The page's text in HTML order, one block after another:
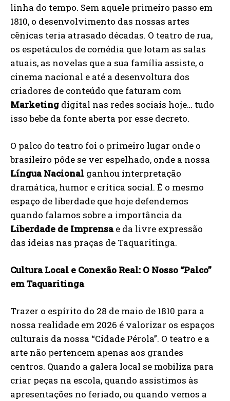
linha do tempo. Sem aquele primeiro passo em
1810, o desenvolvimento das nossas artes
cênicas teria atrasado décadas. O teatro de rua,
os espetáculos de comédia que lotam as salas
atuais, as novelas que a sua família assiste, o
cinema nacional e até a desenvoltura dos
criadores de conteúdo que faturam com
Marketing digital nas redes sociais hoje… tudo
isso bebe da fonte aberta por esse decreto.
O palco do teatro foi o primeiro lugar onde o
brasileiro pôde se ver espelhado, onde a nossa
Língua Nacional ganhou interpretação
dramática, humor e crítica social. É o mesmo
espaço de liberdade que hoje defendemos
quando falamos sobre a importância da
Liberdade de Imprensae da livre expressão
das ideias nas praças de Taquaritinga.
Cultura Local e Conexão Real: O Nosso “Palco”
em Taquaritinga
Trazer o espírito do 28 de maio de 1810 para a
nossa realidade em 2026 é valorizar os espaços
culturais da nossa “Cidade Pérola”. O teatro e a
arte não pertencem apenas aos grandes
centros. Quando a galera local se mobiliza para
criar peças na escola, quando assistimos às
apresentações no feriado, ou quando vemos a